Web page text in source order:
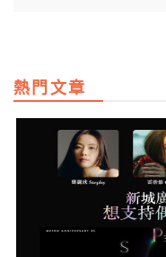
熱門文章